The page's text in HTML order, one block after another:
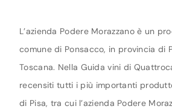
L’azienda Podere Morazzano è un
comune di Ponsacco, in provincia di
Toscana. Nella Guida vini di
recensiti tutti i più importanti
di Pisa, tra cui l’azienda Podere